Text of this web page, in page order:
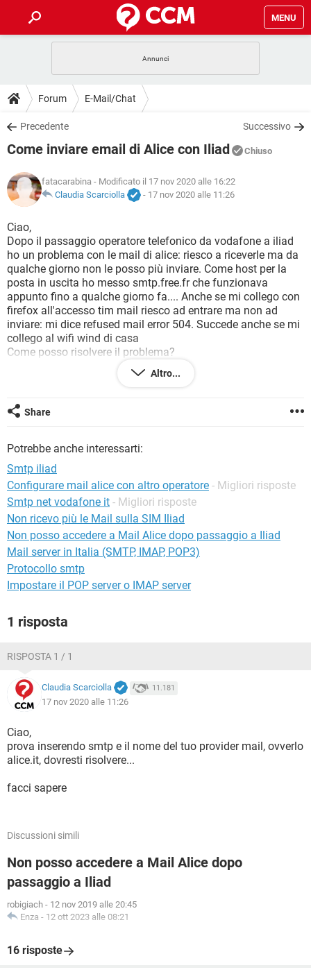
MENU
INTRATTENIMENTO
iOS
INSTAGRAM WHATSAPP
TIKTOK
HARDWARE
GUIDE
COVID-19
INSTAGRAM WHATSAPP
TIKTOK
HARDWARE
DOWNLOAD
COVID-19 GAMING
INTRATTENIMENTO
iOS WINDOWS 10
INSTAGRAM
TIKTOK FACEBOOK
HARDWARE
COVID-19 GAMING
INTRATTENIMENTO
iOS
INSTAGRAM WHATSAPP
TIKTOK FACEBOOK
HARDWARE
GLOSSARIO
COVID-19
INTRATTENIMENTO ANDROID
iOS WINDOWS 10
INSTAGRAM WHATSAPP
TIKTOK FACEBOOK
HARDWARE
Forum E-Mail/Chat
Precedente Successivo
Come inviare email di Alice con Iliad Chiuso
fatacarabina - Modificato il 17 nov 2020 alle 16:22
Claudia Scarciolla
- 17 nov 2020 alle 11:26
Ciao,
Dopo il passaggio operatore telefonico da vodafone a iliad
ho un problema con le mail di alice: riesco a riceverle ma da
qualche giorno non le posso più inviare. Come host per la
posta in uscita ho messo smtp.free.fr che funzionava
appunto fino a qualche giorno fa.... Anche se mi collego con
firefox all'accesso tim mail riesco ad entrare ma non ad
inviare: mi dice refused mail error 504. Succede anche se mi
collego al wifi wind di casa
Come posso risolvere il problema?
Altro...
Share
Potrebbe anche interessarti:
Smtp iliad
Configurare mail alice con altro operatore - Migliori risposte
Smtp net vodafone it - Migliori risposte
Non ricevo più le Mail sulla SIM Iliad
Non posso accedere a Mail Alice dopo passaggio a Iliad
Mail server in Italia (SMTP, IMAP, POP3)
Protocollo smtp
Impostare il POP server o IMAP server
1 risposta
RISPOSTA 1 / 1
Claudia Scarciolla 11.181
17 nov 2020 alle 11:26
Ciao,
prova inserendo smtp e il nome del tuo provider mail, ovverlo
alice.it, dovresti risolvere...
facci sapere
Discussioni simili
Non posso accedere a Mail Alice dopo
passaggio a Iliad
robigiach - 12 nov 2019 alle 20:45
Enza - 12 ott 2023 alle 08:21
16 risposte